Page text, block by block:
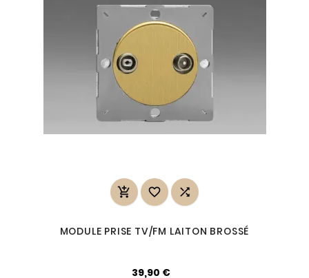
  
MODULE PRISE TV/FM LAITON BROSSÉ
39,90 €